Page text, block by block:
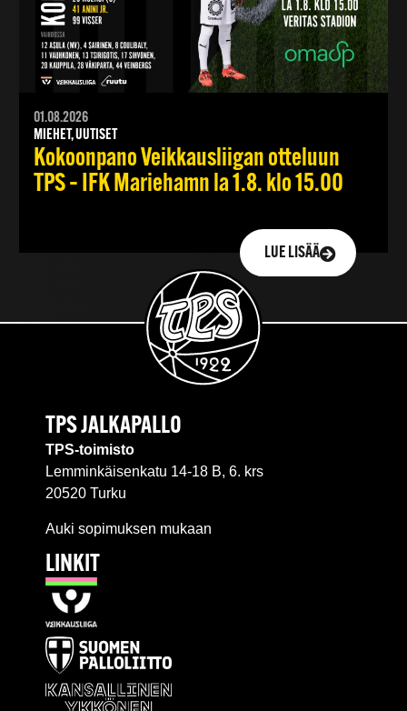
01.08.2026
MIEHET, UUTISET
Kokoonpano Veikkausliigan otteluun
TPS – IFK Mariehamn la 1.8. klo 15.00
LUE LISÄÄ
TPS JALKAPALLO
TPS-toimisto
Lemminkäisenkatu 14-18 B, 6. krs
20520 Turku
Auki sopimuksen mukaan
LINKIT